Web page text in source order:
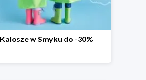
Kalosze w Smyku do -30%